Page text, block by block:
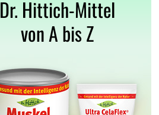
Dr. Hittich-Mittel
von A bis Z